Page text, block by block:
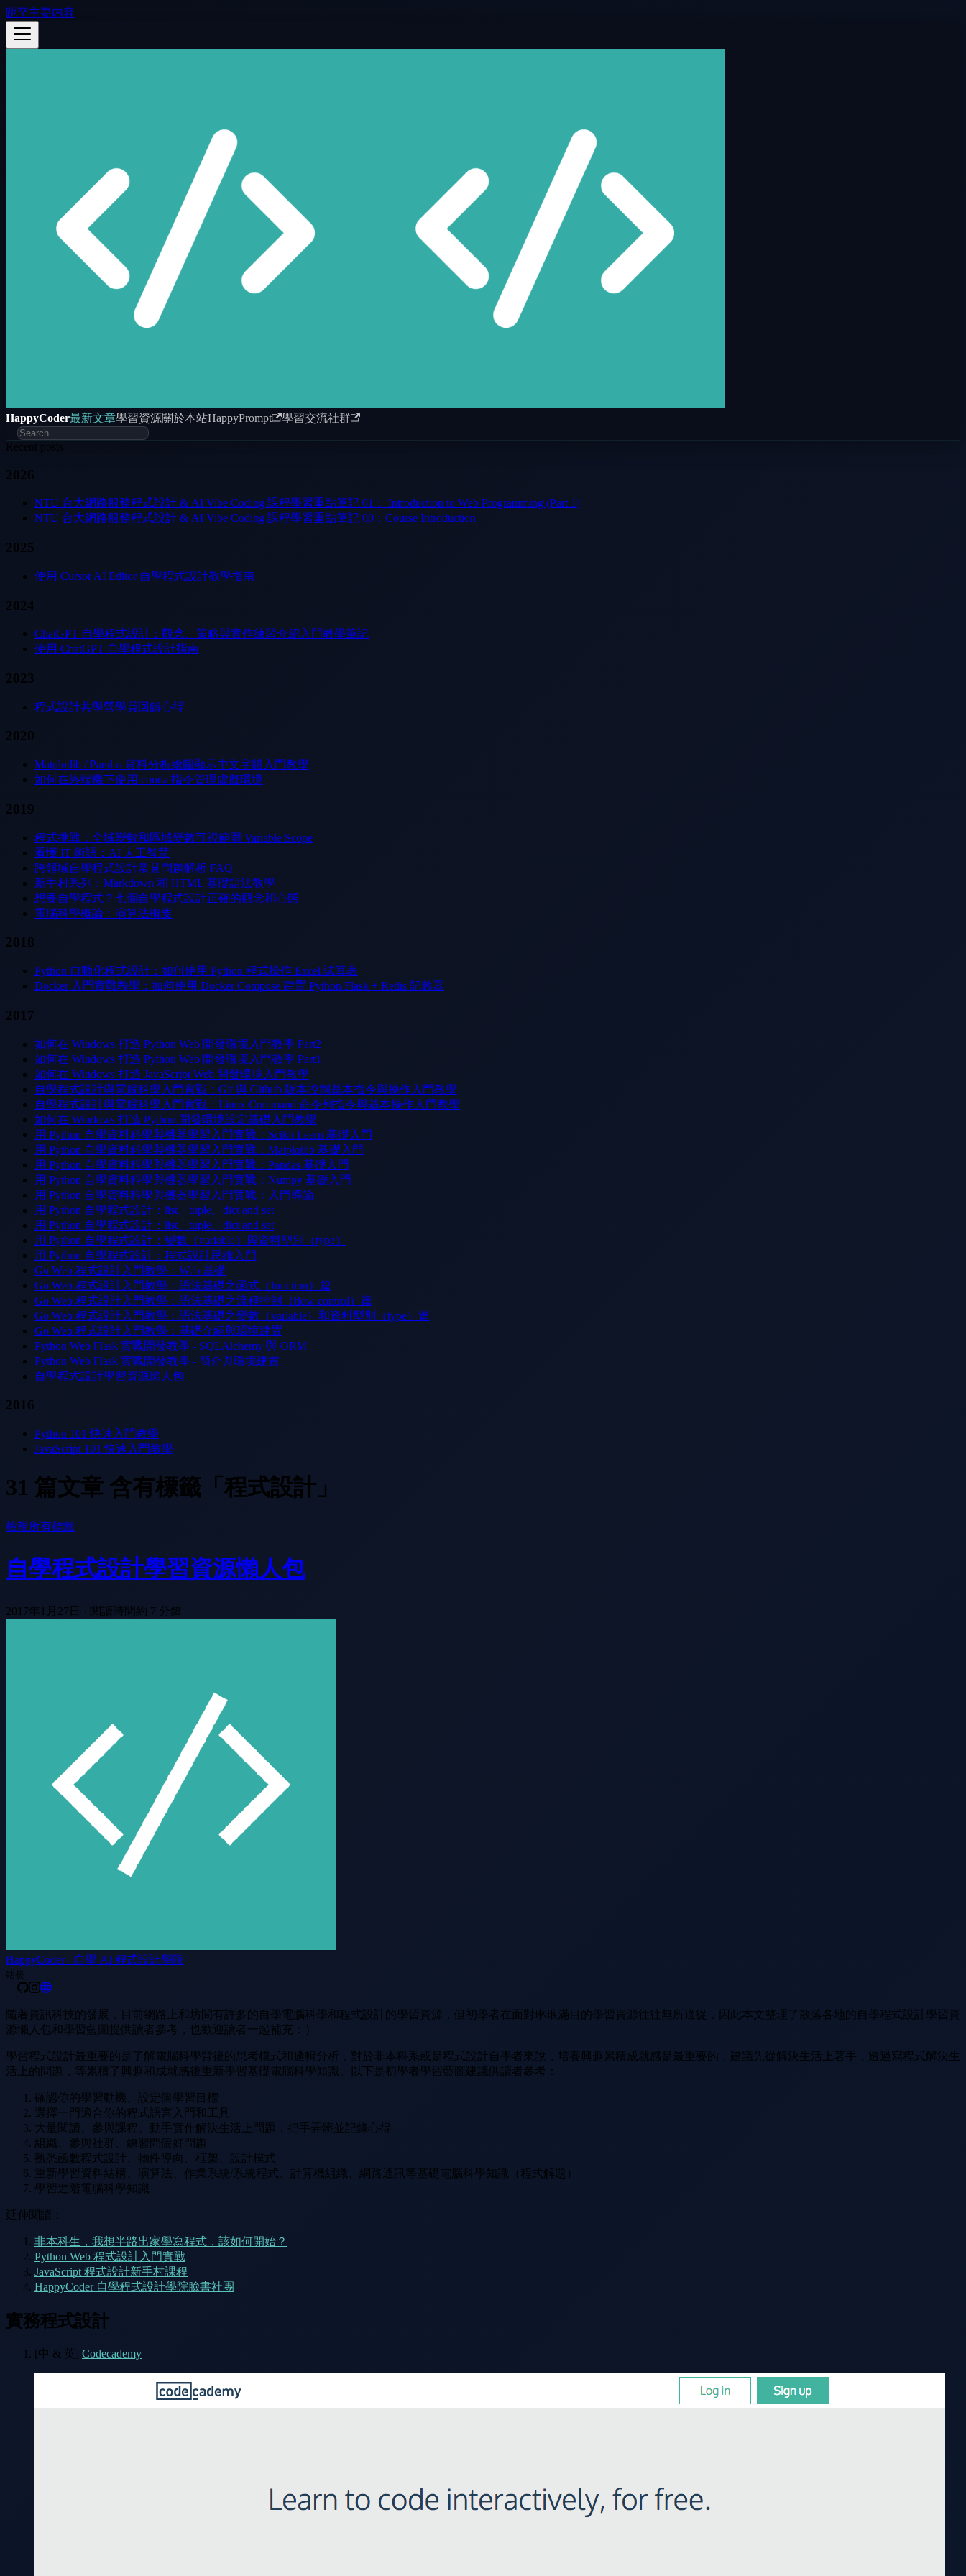
跳至主要内容
HappyCoder最新文章學習資源關於本站HappyPrompt 學習交流社群
Recent posts
2026
NTU 台大網路服務程式設計 & AI Vibe Coding 課程學習重點筆記 01： Introduction to Web Programming (Part 1)
NTU 台大網路服務程式設計 & AI Vibe Coding 課程學習重點筆記 00：Course Introduction
2025
使用 Cursor AI Editor 自學程式設計教學指南
2024
ChatGPT 自學程式設計：觀念、策略與實作練習介紹入門教學筆記
使用 ChatGPT 自學程式設計指南
2023
程式設計共學營學員回饋心得
2020
Matplotlib / Pandas 資料分析繪圖顯示中文字體入門教學
如何在終端機下使用 conda 指令管理虛擬環境
2019
程式挑戰：全域變數和區域變數可視範圍 Variable Scope
看懂 IT 術語：AI 人工智慧
跨領域自學程式設計常見問題解析 FAQ
新手村系列：Markdown 和 HTML 基礎語法教學
想要自學程式？七個自學程式設計正確的觀念和心態
電腦科學概論：演算法概要
2018
Python 自動化程式設計：如何使用 Python 程式操作 Excel 試算表
Docker 入門實戰教學：如何使用 Docker Compose 建置 Python Flask + Redis 記數器
2017
如何在 Windows 打造 Python Web 開發環境入門教學 Part2
如何在 Windows 打造 Python Web 開發環境入門教學 Part1
如何在 Windows 打造 JavaScript Web 開發環境入門教學
自學程式設計與電腦科學入門實戰：Git 與 Github 版本控制基本指令與操作入門教學
自學程式設計與電腦科學入門實戰：Linux Command 命令列指令與基本操作入門教學
如何在 Windows 打造 Python 開發環境設定基礎入門教學
用 Python 自學資料科學與機器學習入門實戰：Scikit Learn 基礎入門
用 Python 自學資料科學與機器學習入門實戰：Matplotlib 基礎入門
用 Python 自學資料科學與機器學習入門實戰：Pandas 基礎入門
用 Python 自學資料科學與機器學習入門實戰：Numpy 基礎入門
用 Python 自學資料科學與機器學習入門實戰：入門導論
用 Python 自學程式設計：list、tuple、dict and set
用 Python 自學程式設計：list、tuple、dict and set
用 Python 自學程式設計：變數（variable）與資料型別（type）
用 Python 自學程式設計：程式設計思維入門
Go Web 程式設計入門教學：Web 基礎
Go Web 程式設計入門教學：語法基礎之函式（function）篇
Go Web 程式設計入門教學：語法基礎之流程控制（flow control）篇
Go Web 程式設計入門教學：語法基礎之變數（variable）和資料型別（type）篇
Go Web 程式設計入門教學：基礎介紹與環境建置
Python Web Flask 實戰開發教學 - SQLAlchemy 與 ORM
Python Web Flask 實戰開發教學 - 簡介與環境建置
自學程式設計學習資源懶人包
2016
Python 101 快速入門教學
JavaScript 101 快速入門教學
31 篇文章 含有標籤「程式設計」
檢視所有標籤
自學程式設計學習資源懶人包
2017年1月27日 · 閱讀時間約 7 分鐘
HappyCoder - 自學 AI 程式設計學院
站長
隨著資訊科技的發展，目前網路上和坊間有許多的自學電腦科學和程式設計的學習資源，但初學者在面對琳琅滿目的學習資源往往無所適從，因此本文整理了散落各地的自學程式設計學習資
源懶人包和學習藍圖提供讀者參考，也歡迎讀者一起補充：）
學習程式設計最重要的是了解電腦科學背後的思考模式和邏輯分析，對於非本科系或是程式設計自學者來說，培養興趣累積成就感是最重要的，建議先從解決生活上著手，透過寫程式解決生
活上的問題，等累積了興趣和成就感後重新學習基礎電腦科學知識。以下是初學者學習藍圖建議供讀者參考：
確認你的學習動機、設定個學習目標
選擇一門適合你的程式語言入門和工具
大量閱讀、參與課程、動手實作解決生活上問題，把手弄髒並記錄心得
組織、參與社群、練習問個好問題
熟悉函數程式設計、物件導向、框架、設計模式
重新學習資料結構、演算法、作業系統/系統程式、計算機組織、網路通訊等基礎電腦科學知識（程式解題）
學習進階電腦科學知識
延伸閱讀：
非本科生，我想半路出家學寫程式，該如何開始？
Python Web 程式設計入門實戰
JavaScript 程式設計新手村課程
HappyCoder 自學程式設計學院臉書社團
實務程式設計
[中 & 英] Codecademy